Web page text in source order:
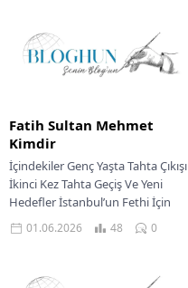
Fatih Sultan Mehmet
Kimdir
İçindekiler Genç Yaşta Tahta Çıkışı
İkinci Kez Tahta Geçiş Ve Yeni
Hedefler İstanbul’un Fethi İçin
Hazırlıklar Tarihi Kuşatma Ve
Büyük...
01.06.2026 48 0